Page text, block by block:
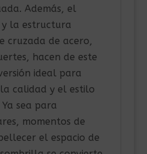
Además, el
y la estructura
cruzada de acero,
hacen de este
ideal para
calidad y el estilo
sea para
momentos de
el espacio de